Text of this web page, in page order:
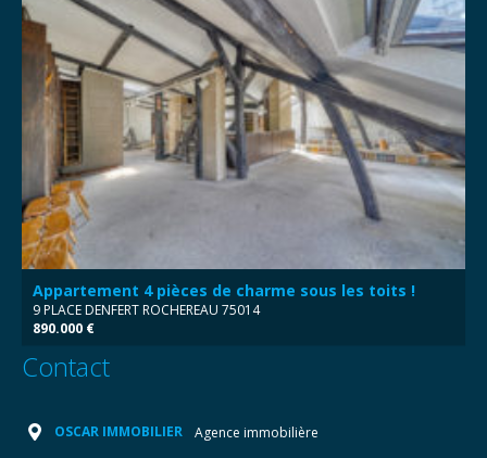
Appartement 4 pièces de charme sous les toits !
9 PLACE DENFERT ROCHEREAU 75014
890.000 €
Contact
OSCAR IMMOBILIER Agence immobilière